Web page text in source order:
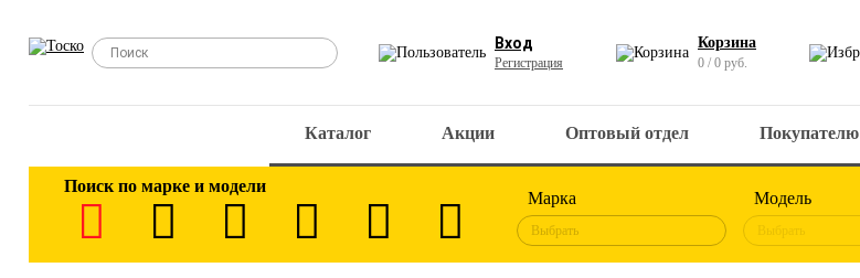
Вход
Регистрация
Корзина
0 / 0 руб.
Каталог Акции Оптовый отдел Покупателю
Поиск по марке и модели
Марка
Выбрать
Модель
Выбрать